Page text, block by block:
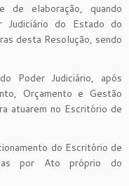
elaboração, quando
Judiciário do Estado do
desta Resolução, sendo
Poder Judiciário, após
Orçamento e Gestão
atuarem no Escritório de
do Escritório de
por Ato próprio do